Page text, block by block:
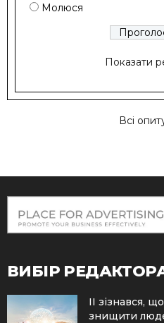
Молюся
Показати
Всі
ВИБІР
ІІ зізнався,
знищити